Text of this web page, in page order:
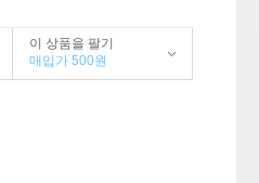
이 상품을 팔기
매입가 500원